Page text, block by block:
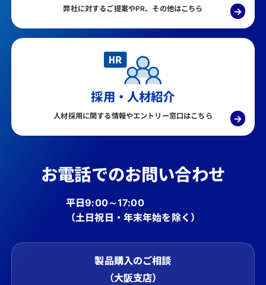
弊社に対するご提案やPR、その他はこちら →
採用・人材紹介
人材採用に関する情報やエントリー窓口はこちら →
お電話でのお問い合わせ
平日9:00～17:00
（土日祝日・年末年始を除く）
製品購入のご相談
（大阪支店）